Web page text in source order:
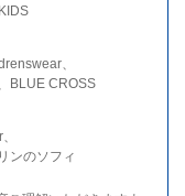
、
BLUE CROSS
ンのソフィ